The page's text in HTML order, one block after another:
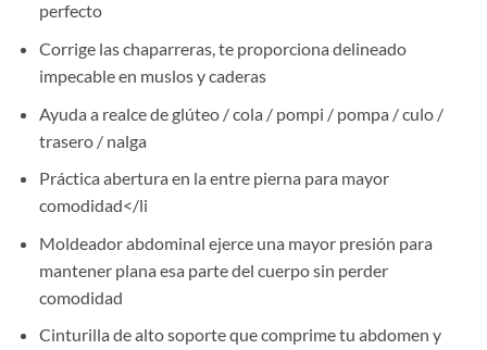
perfecto
Corrige las chaparreras, te proporciona delineado
impecable en muslos y caderas
Ayuda a realce de glúteo / cola / pompi / pompa / culo /
trasero / nalga
Práctica abertura en la entre pierna para mayor
comodidad</li
Moldeador abdominal ejerce una mayor presión para
mantener plana esa parte del cuerpo sin perder
comodidad
Cinturilla de alto soporte que comprime tu abdomen y